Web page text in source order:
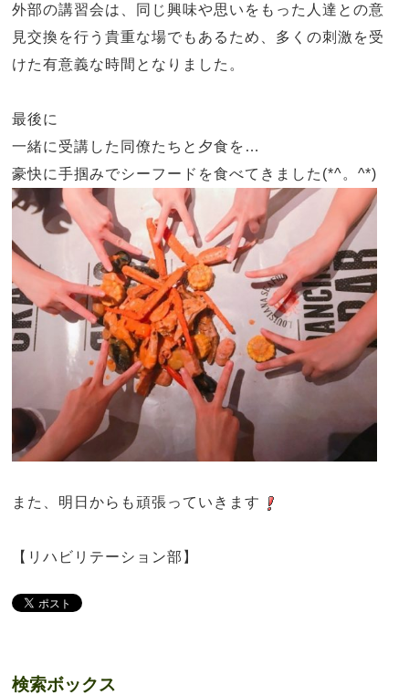
外部の講習会は、同じ興味や思いをもった人達との意
見交換を行う貴重な場でもあるため、多くの刺激を受
けた有意義な時間となりました。
最後に
一緒に受講した同僚たちと夕食を…
豪快に手掴みでシーフードを食べてきました (*^。 ^*)
また、明日からも頑張っていきます
【リハビリテーション部】
検索ボックス